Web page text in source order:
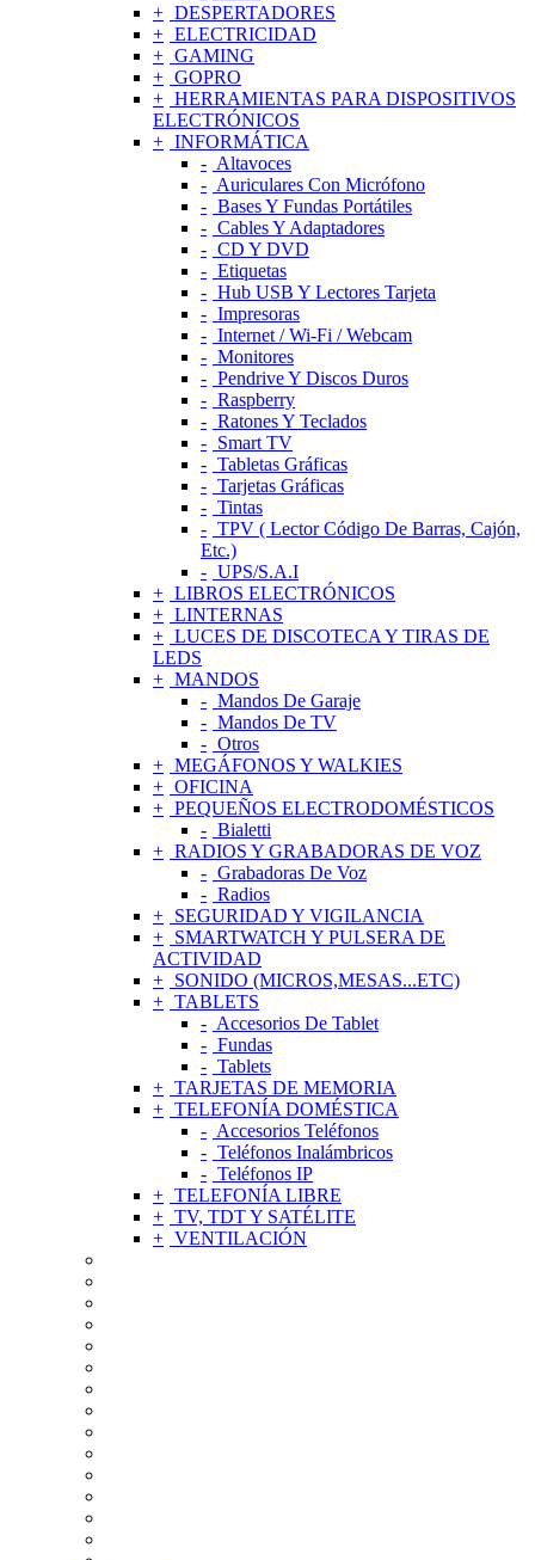
DESPERTADORES
ELECTRICIDAD
GAMING
GOPRO
HERRAMIENTAS PARA DISPOSITIVOS
ELECTRÓNICOS
INFORMÁTICA
Altavoces
Auriculares Con Micrófono
Bases Y Fundas Portátiles
Cables Y Adaptadores
CD Y DVD
Etiquetas
Hub USB Y Lectores Tarjeta
Impresoras
Internet / Wi-Fi / Webcam
Monitores
Pendrive Y Discos Duros
Raspberry
Ratones Y Teclados
Smart TV
Tabletas Gráficas
Tarjetas Gráficas
Tintas
TPV ( Lector Código De Barras, Cajón,
Etc.)
UPS/S.A.I
LIBROS ELECTRÓNICOS
LINTERNAS
LUCES DE DISCOTECA Y TIRAS DE
LEDS
MANDOS
Mandos De Garaje
Mandos De TV
Otros
MEGÁFONOS Y WALKIES
OFICINA
PEQUEÑOS ELECTRODOMÉSTICOS
Bialetti
RADIOS Y GRABADORAS DE VOZ
Grabadoras De Voz
Radios
SEGURIDAD Y VIGILANCIA
SMARTWATCH Y PULSERA DE
ACTIVIDAD
SONIDO (MICROS,MESAS...ETC)
TABLETS
Accesorios De Tablet
Fundas
Tablets
TARJETAS DE MEMORIA
TELEFONÍA DOMÉSTICA
Accesorios Teléfonos
Teléfonos Inalámbricos
Teléfonos IP
TELEFONÍA LIBRE
TV, TDT Y SATÉLITE
VENTILACIÓN